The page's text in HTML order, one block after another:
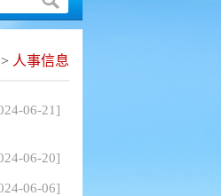
> 人事信息
06-21]
06-20]
06-06]